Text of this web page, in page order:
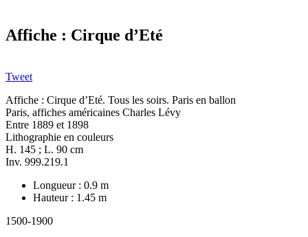
Affiche : Cirque d’Eté
Tweet
Affiche : Cirque d’Eté. Tous les soirs. Paris en ballon
Paris, affiches américaines Charles Lévy
Entre 1889 et 1898
Lithographie en couleurs
H. 145 ; L. 90 cm
Inv. 999.219.1
Longueur : 0.9 m
Hauteur : 1.45 m
1500-1900